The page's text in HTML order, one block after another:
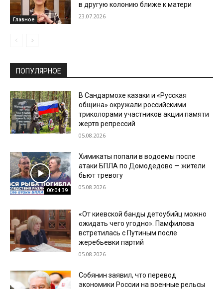
Главное
в другую колонию ближе к матери
23.07.2026
ПОПУЛЯРНОЕ
В Сандармохе казаки и «Русская
община» окружали российскими
триколорами участников акции памяти
жертв репрессий
05.08.2026
00:04:39
Химикаты попали в водоемы после
атаки БПЛА по Домодедово — жители
бьют тревогу
05.08.2026
«От киевской банды детоубийц можно
ожидать чего угодно». Памфилова
встретилась с Путиным после
жеребьевки партий
05.08.2026
Собянин заявил, что перевод
экономики России на военные рельсы